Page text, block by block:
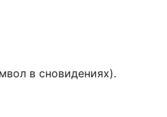
в сновидениях).